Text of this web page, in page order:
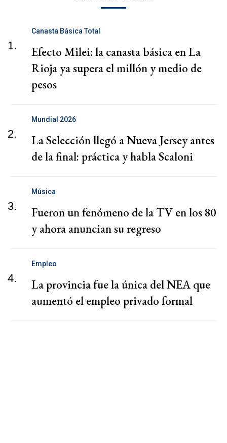
1.
Canasta Básica Total
Efecto Milei: la canasta básica en La
Rioja ya supera el millón y medio de
pesos
2.
Mundial 2026
La Selección llegó a Nueva Jersey antes
de la final: práctica y habla Scaloni
3.
Música
Fueron un fenómeno de la TV en los 80
y ahora anuncian su regreso
4.
Empleo
La provincia fue la única del NEA que
aumentó el empleo privado formal